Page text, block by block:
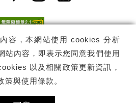
容，本網站使用 cookies 分析
站內容，即表示您同意我們使用
以及相關政策更新資訊，
策與使用條款 。
訂閱
中心 -衛武營國家藝術文化中心